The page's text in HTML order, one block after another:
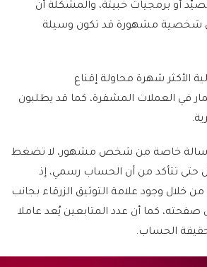
أو برمجيات خبيثة، والمشكلة أن
أن شخصية مشهورة قد تكون وسيلة
الأكثر شهرة محاولة إقناع
في العملات المشفرة، كما قد يطلبون
رسالة خاصة من شخص مشهور، لا تضغط
حتى تتأكد من أن الحساب رسمي، إذ
خلال وجود علامة التوثيق الزرقاء بجانب
كما أن عدد المتابعين يُعد عاملا
الحساب.